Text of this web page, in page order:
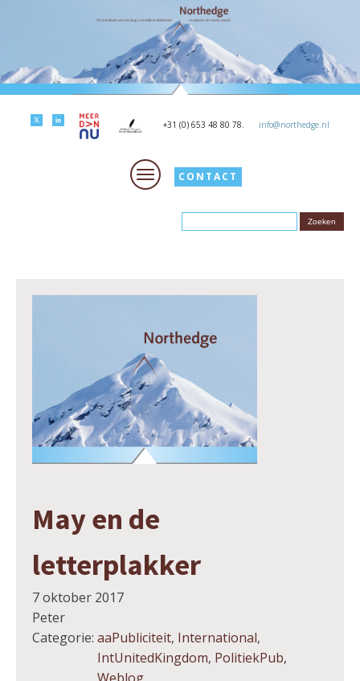
+31 (0) 653 48 80 78. info@northedge.nl
CONTACT
May en de
letterplakker
7 oktober 2017
Peter
Categorie: aaPubliciteit, International,
IntUnitedKingdom, PolitiekPub,